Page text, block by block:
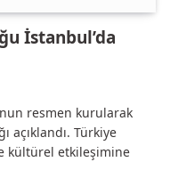
İstanbul’da
resmen kurularak
açıklandı. Türkiye
kültürel etkileşimine